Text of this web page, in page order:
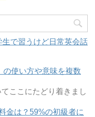
生で習うけど日常英会話
の使い方や意味を複数
ここにたどり着きまし
金は？59%の初級者に